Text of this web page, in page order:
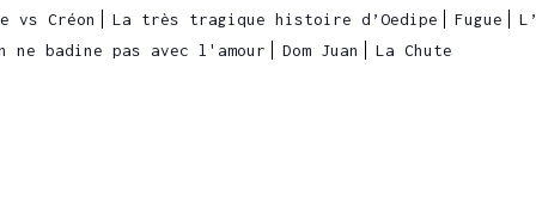
vs Créon La très tragique histoire d’Oedipe Fugue
ne badine pas avec l'amour Dom Juan
La Chute